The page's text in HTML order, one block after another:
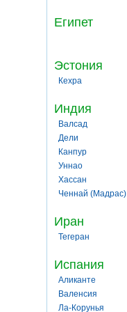
Египет
Эстония
Кехра
Индия
Валсад
Дели
Канпур
Уннао
Хассан
Ченнай (Мадрас)
Иран
Тегеран
Испания
Аликанте
Валенсия
Ла-Корунья